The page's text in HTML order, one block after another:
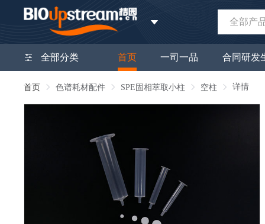
全部产
全部分类 首页 一司一品 合同研发
首页 色谱耗材配件 SPE固相萃取小柱 空柱 详情